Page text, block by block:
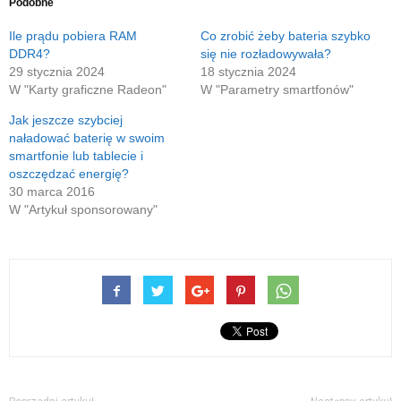
w
nowym
Ile prądu pobiera RAM
DDR4?
29 stycznia 2024
W "Karty graficzne Radeon"
Co zrobić żeby bateria szybko
się nie rozładowywała?
18 stycznia 2024
W "Parametry smartfonów"
Jak jeszcze szybciej
naładować baterię w swoim
smartfonie lub tablecie i
oszczędzać energię?
30 marca 2016
W "Artykuł sponsorowany"